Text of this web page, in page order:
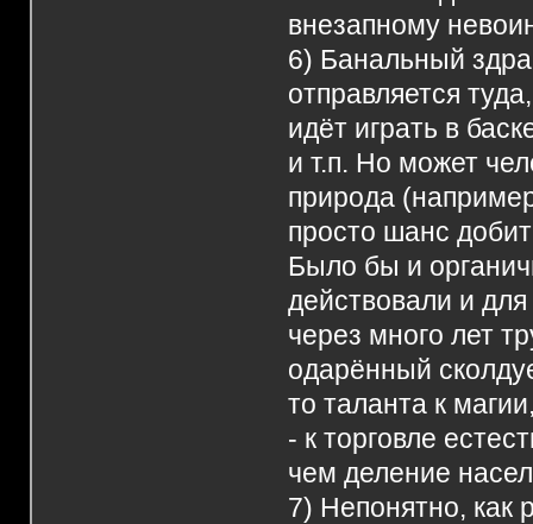
внезапному
6) Банальный
отправляется
идёт играть в
и т.п. Но может
природа
просто шанс
Было бы и
действовали и
через много лет
одарённый
то таланта к
- к торговле
чем деление
7) Непонятно, как